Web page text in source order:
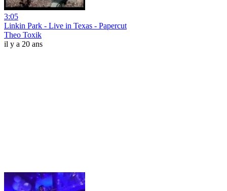
3:05
Linkin Park - Live in Texas - Papercut
Theo Toxik
il y a 20 ans